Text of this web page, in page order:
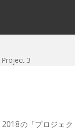
Project 3
の「プロジェ